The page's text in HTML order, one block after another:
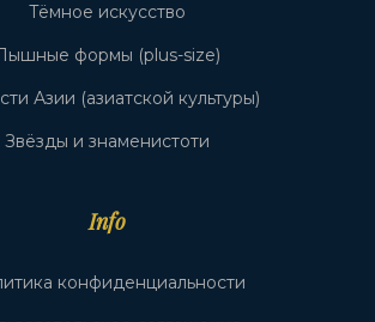
Тёмное искусство
формы (plus-size)
Азии (азиатской культуры)
Звёзды и знаменистоти
Info
конфиденциальности